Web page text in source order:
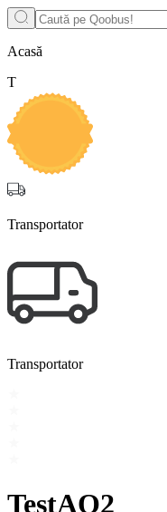
Acasă
T
Transportator
Transportator
TestAQ2